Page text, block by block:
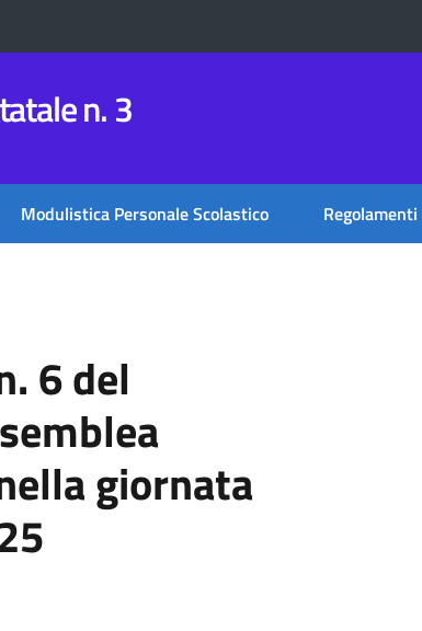
n. 3
Modulistica Personale Scolastico Regolamenti
6 del
giornata